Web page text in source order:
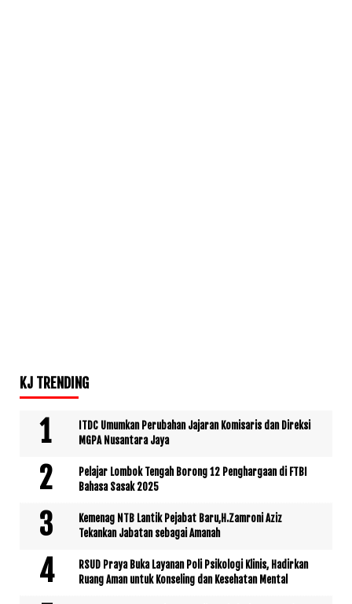
KJ TRENDING
ITDC Umumkan Perubahan Jajaran Komisaris dan Direksi
MGPA Nusantara Jaya
Pelajar Lombok Tengah Borong 12 Penghargaan di FTBI
Bahasa Sasak 2025
Kemenag NTB Lantik Pejabat Baru,H.Zamroni Aziz
Tekankan Jabatan sebagai Amanah
RSUD Praya Buka Layanan Poli Psikologi Klinis, Hadirkan
Ruang Aman untuk Konseling dan Kesehatan Mental